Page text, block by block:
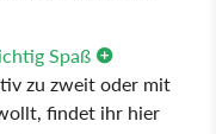
Spaß
zu zweit oder mit
findet ihr hier